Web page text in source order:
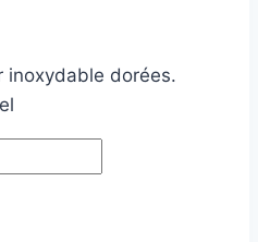
inoxydable dorées.